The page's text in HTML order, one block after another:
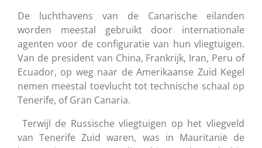
De luchthavens van de Canarische eilanden
worden meestal gebruikt door internationale
agenten voor de configuratie van hun vliegtuigen.
Van de president van China, Frankrijk, Iran, Peru of
Ecuador, op weg naar de Amerikaanse Zuid Kegel
nemen meestal toevlucht tot technische schaal op
Tenerife, of Gran Canaria.
Terwijl de Russische vliegtuigen op het vliegveld
van Tenerife Zuid waren, was in Mauritanië de